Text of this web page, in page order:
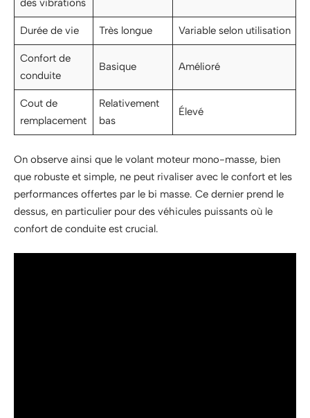
des vibrations
Durée de vie Très longue Variable selon utilisation
Confort de
conduite
Basique Amélioré
Cout de
remplacement
Relativement
bas
Élevé
On observe ainsi que le volant moteur mono-masse, bien
que robuste et simple, ne peut rivaliser avec le confort et les
performances offertes par le bi masse. Ce dernier prend le
dessus, en particulier pour des véhicules puissants où le
confort de conduite est crucial.